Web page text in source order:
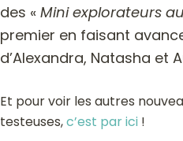
des « Mini explorateurs
premier en faisant
d’Alexandra, Natasha et
Et pour voir les autres
testeuses,c’est par ici!